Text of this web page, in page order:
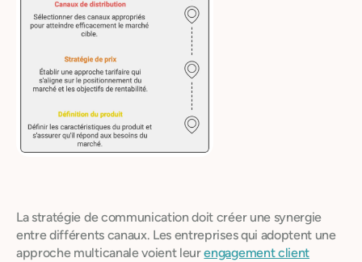
La stratégie de communication doit créer une synergie
entre différents canaux. Les entreprises qui adoptent une
approche multicanale voient leurengagement client